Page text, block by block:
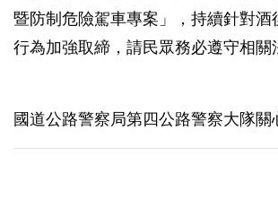
暨防制危險駕車專案」，持續針對酒
行為加強取締，請民眾務必遵守相關
國道公路警察局第四公路警察大隊關